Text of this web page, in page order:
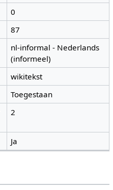
0
87
nl-informal - Nederlands
(informeel)
wikitekst
Toegestaan
2
Ja